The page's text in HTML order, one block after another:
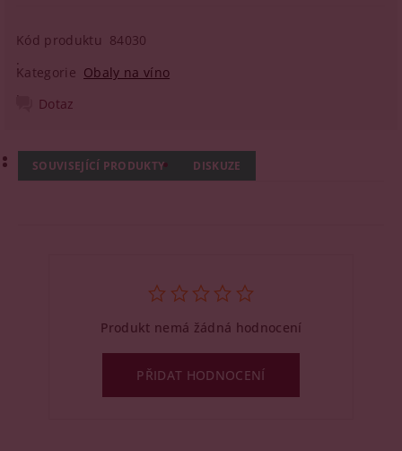
Kód produktu 84030
Kategorie Obaly na víno
Dotaz
SOUVISEJÍCÍ PRODUKTY DISKUZE
Produkt nemá žádná hodnocení
PŘIDAT HODNOCENÍ